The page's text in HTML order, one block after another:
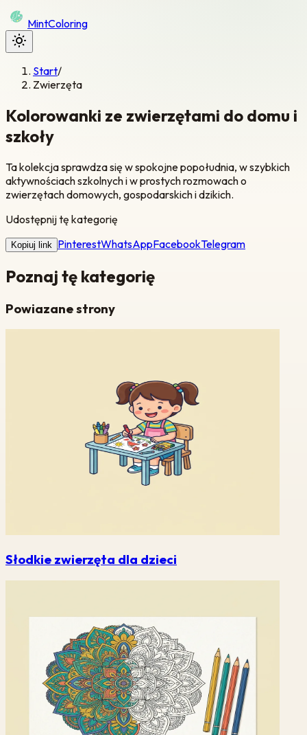
MintColoring
Start/
Zwierzęta
Kolorowanki ze zwierzętami do domu i
szkoły
Ta kolekcja sprawdza się w spokojne popołudnia, w szybkich
aktywnościach szkolnych i w prostych rozmowach o
zwierzętach domowych, gospodarskich i dzikich.
Udostępnij tę kategorię
Kopiuj link PinterestWhatsAppFacebookTelegram
Poznaj tę kategorię
Powiazane strony
Słodkie zwierzęta dla dzieci